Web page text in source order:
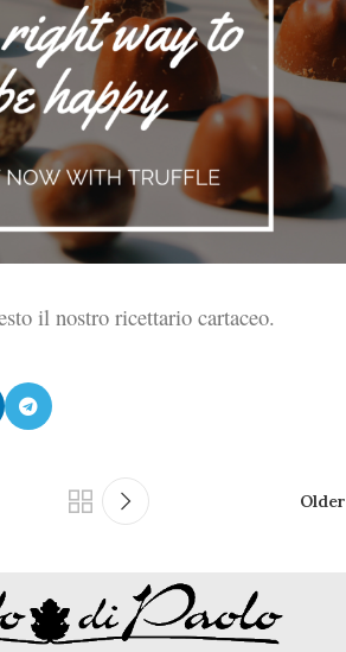
il nostro ricettario cartaceo.
Older